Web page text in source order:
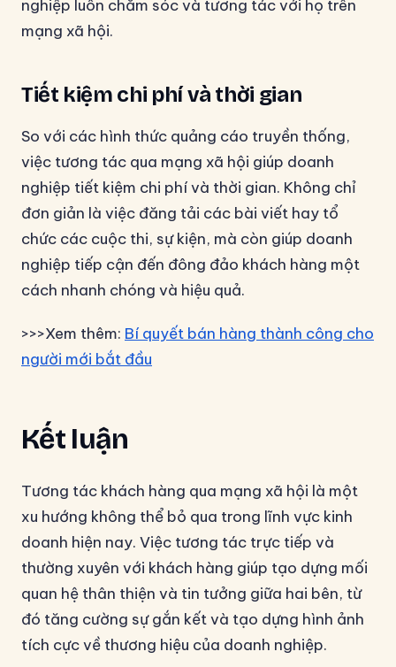
nghiệp luôn chăm sóc và tương tác với họ trên
mạng xã hội.
Tiết kiệm chi phí và thời gian
So với các hình thức quảng cáo truyền thống,
việc tương tác qua mạng xã hội giúp doanh
nghiệp tiết kiệm chi phí và thời gian. Không chỉ
đơn giản là việc đăng tải các bài viết hay tổ
chức các cuộc thi, sự kiện, mà còn giúp doanh
nghiệp tiếp cận đến đông đảo khách hàng một
cách nhanh chóng và hiệu quả.
>>>Xem thêm: Bí quyết bán hàng thành công cho
người mới bắt đầu
Kết luận
Tương tác khách hàng qua mạng xã hội là một
xu hướng không thể bỏ qua trong lĩnh vực kinh
doanh hiện nay. Việc tương tác trực tiếp và
thường xuyên với khách hàng giúp tạo dựng mối
quan hệ thân thiện và tin tưởng giữa hai bên, từ
đó tăng cường sự gắn kết và tạo dựng hình ảnh
tích cực về thương hiệu của doanh nghiệp.